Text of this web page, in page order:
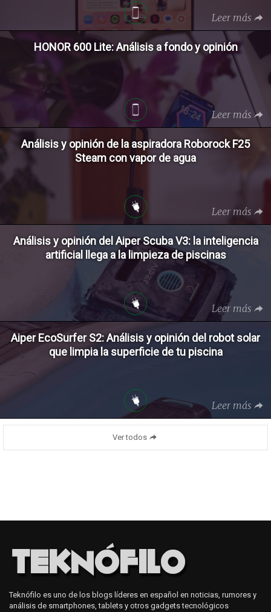
Leer más
HONOR 600 Lite: Análisis a fondo y opinión
Leer más
Análisis y opinión de la aspiradora Roborock F25
Steam con vapor de agua
Leer más
Análisis y opinión del Aiper Scuba V3: la inteligencia
artificial llega a la limpieza de piscinas
Leer más
Aiper EcoSurfer S2: Análisis y opinión del robot solar
que limpia la superficie de tu piscina
Leer más
Ver todos
Teknófilo es uno de los blogs líderes en español en noticias, rumores y
análisis de smartphones, tablets y otros gadgets tecnológicos